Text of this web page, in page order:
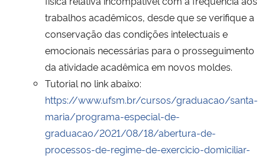
trabalhos acadêmicos, desde que se verifique a
conservação das condições intelectuais e
emocionais necessárias para o prosseguimento
da atividade acadêmica em novos moldes.
Tutorial no link abaixo:
https://www.ufsm.br/cursos/graduacao/santa-
maria/programa-especial-de-
graduacao/2021/08/18/abertura-de-
processos-de-regime-de-exercicio-domiciliar-